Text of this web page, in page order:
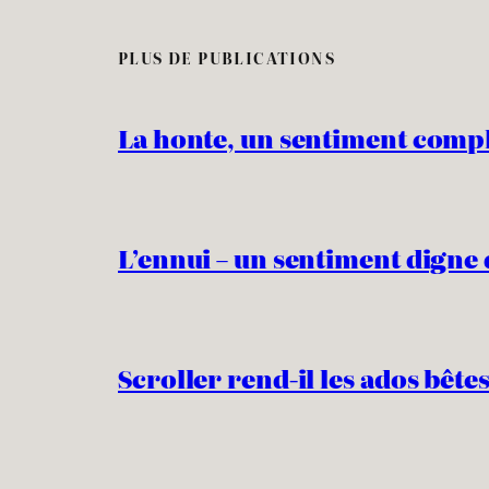
PLUS DE PUBLICATIONS
La honte, un sentiment
L’ennui – un sentiment
Scroller rend-il les ados